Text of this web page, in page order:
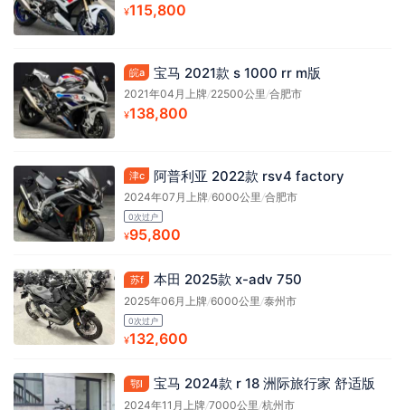
¥115,800
皖a 宝马 2021款 s 1000 rr m版
2021年04月上牌/22500公里/合肥市
¥138,800
津c 阿普利亚 2022款 rsv4 factory
2024年07月上牌/6000公里/合肥市
0次过户
¥95,800
苏f 本田 2025款 x-adv 750
2025年06月上牌/6000公里/泰州市
0次过户
¥132,600
鄂l 宝马 2024款 r 18 洲际旅行家 舒适版
2024年11月上牌/7000公里/杭州市